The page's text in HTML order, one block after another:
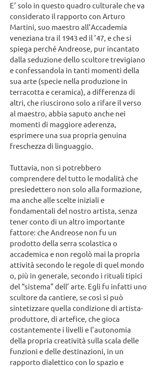
E’ solo in questo quadro culturale che va
considerato il rapporto con Arturo
Martini, suo maestro all’Accademia
veneziana tra il 1943 ed il ’47, e che si
spiega perché Andreose, pur incantato
dalla seduzione dello scultore trevigiano
e confessandola in tanti momenti della
sua arte (specie nella produzione in
terracotta e ceramica), a differenza di
altri, che riuscirono solo a rifare il verso
al maestro, abbia saputo anche nei
momenti di maggiore aderenza,
esprimere una sua propria genuina
freschezza di linguaggio.
Tuttavia, non si potrebbero
comprendere del tutto le modalità che
presiedettero non solo alla formazione,
ma anche alle scelte iniziali e
fondamentali del nostro artista, senza
tener conto di un altro importante
fattore: che Andreose non fu un
prodotto della serra scolastica o
accademica e non regolò mai la propria
attività secondo le regole di quel mondo
o, più in generale, secondo i rituali tipici
del “sistema” dell’ arte. Egli fu infatti uno
scultore da cantiere, se così si può
sintetizzare quella condizione di artista-
produttore, di artefice, che gioca
costantemente i livelli e l’autonomia
della propria creatività sulla scala delle
funzioni e delle destinazioni, in un
rapporto dialettico con lo spazio e